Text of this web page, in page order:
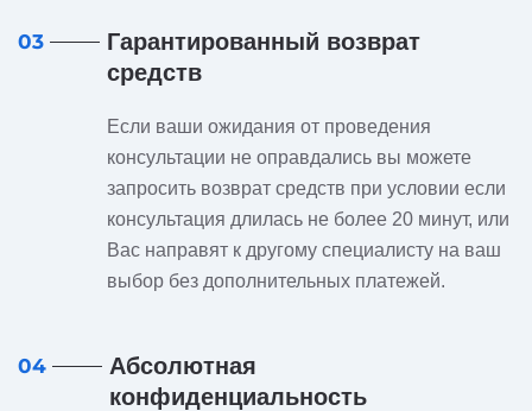
03
Гарантированный возврат
средств
Если ваши ожидания от проведения
консультации не оправдались вы можете
запросить возврат средств при условии если
консультация длилась не более 20 минут, или
Вас направят к другому специалисту на ваш
выбор без дополнительных платежей.
04
Абсолютная
конфиденциальность